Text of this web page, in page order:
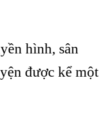
hình, sân
được kể một